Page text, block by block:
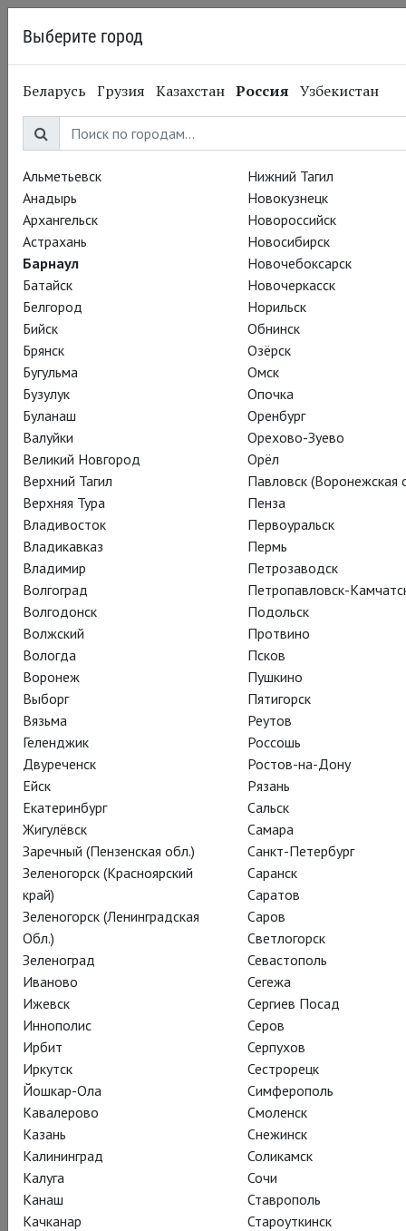
04.06.2017 Национальный театр
Открытие выставки
цветов Chelsea Flower
Show
Немножко цветов и любимых британских людей вам в
ленту. 22 мая открылась выставка цветовChelsea Flower
Show, и осматривали цветочки ее величество королева
Великобритании Елизавета II, леди Джуди Денч и Джемма
Атертон.
Это мы так напоминаем, что лето, несмотря ни на что,
настало, и что в ваших кинотеатрах еще идет спектакль
Донмара «Святая Иоанна» с Джеммой Артертон:
http://www.theatrehd.ru/ru/titles/5603/schedule/1
Немножко цветов и любимых британских людей вам в
ленту. 22 мая открылась выставка цветовChelsea Flower
Show, и осматривали цветочки ее величество королева
Великобритании Елизавета II, леди Джуди Денч и Джемма
Атертон.
Это мы так напоминаем, что лето, несмотря ни на что,
настало, и что в ваших кинотеатрах еще идет спектакль
Донмара «Святая Иоанна» с Джеммой Артертон:
http://www.theatrehd.ru/ru/titles/5603/schedule/1
Выберите город
Беларусь Грузия Казахстан Россия Узбекистан
Альметьевск
Анадырь
Архангельск
Астрахань
Барнаул
Батайск
Белгород
Бийск
Брянск
Бугульма
Бузулук
Буланаш
Валуйки
Великий Новгород
Верхний Тагил
Верхняя Тура
Владивосток
Владикавказ
Владимир
Волгоград
Волгодонск
Волжский
Вологда
Воронеж
Выборг
Вязьма
Геленджик
Двуреченск
Ейск
Екатеринбург
Жигулёвск
Заречный (Пензенская обл.)
Зеленогорск (Красноярский
край)
Зеленогорск (Ленинградская
Обл.)
Зеленоград
Иваново
Ижевск
Иннополис
Ирбит
Иркутск
Йошкар-Ола
Кавалерово
Казань
Калининград
Калуга
Канаш
Качканар
Нижний Тагил
Новокузнецк
Новороссийск
Новосибирск
Новочебоксарск
Новочеркасск
Норильск
Обнинск
Озёрск
Омск
Опочка
Оренбург
Орехово-Зуево
Орёл
Павловск (Воронежская
Пенза
Первоуральск
Пермь
Петрозаводск
Петропавловск-
Подольск
Протвино
Псков
Пушкино
Пятигорск
Реутов
Россошь
Ростов-на-Дону
Рязань
Сальск
Самара
Санкт-Петербург
Саранск
Саратов
Саров
Светлогорск
Севастополь
Сегежа
Сергиев Посад
Серов
Серпухов
Сестрорецк
Симферополь
Смоленск
Снежинск
Соликамск
Сочи
Ставрополь
Староуткинск